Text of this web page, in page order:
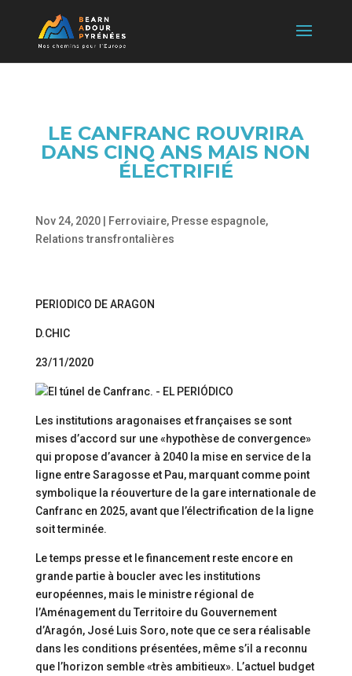
LE CANFRANC ROUVRIRA
DANS CINQ ANS MAIS NON
ÉLECTRIFIÉ
Nov 24, 2020| Ferroviaire, Presse espagnole,
Relations transfrontalières
PERIODICO DE ARAGON
D.CHIC
23/11/2020
Les institutions aragonaises et françaises se sont
mises d’accord sur une «hypothèse de convergence»
qui propose d’avancer à 2040 la mise en service de la
ligne entre Saragosse et Pau, marquant comme point
symbolique la réouverture de la gare internationale de
Canfranc en 2025, avant que l’électrification de la ligne
soit terminée.
Le temps presse et le financement reste encore en
grande partie à boucler avec les institutions
européennes, mais le ministre régional de
l’Aménagement du Territoire du Gouvernement
d’Aragón, José Luis Soro, note que ce sera réalisable
dans les conditions présentées, même s’il a reconnu
que l’horizon semble «très ambitieux». L’actuel budget